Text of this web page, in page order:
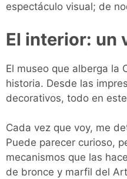
espectáculo visual; de
El interior: un
El museo que alberga la
historia. Desde las
decorativos, todo en
Cada vez que voy, me
Puede parecer curioso,
mecanismos que las
de bronce y marfil del